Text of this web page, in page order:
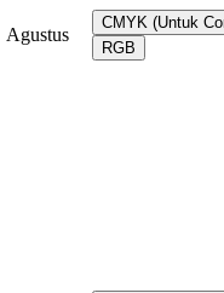
Agustus
CMYK (Untuk
RGB